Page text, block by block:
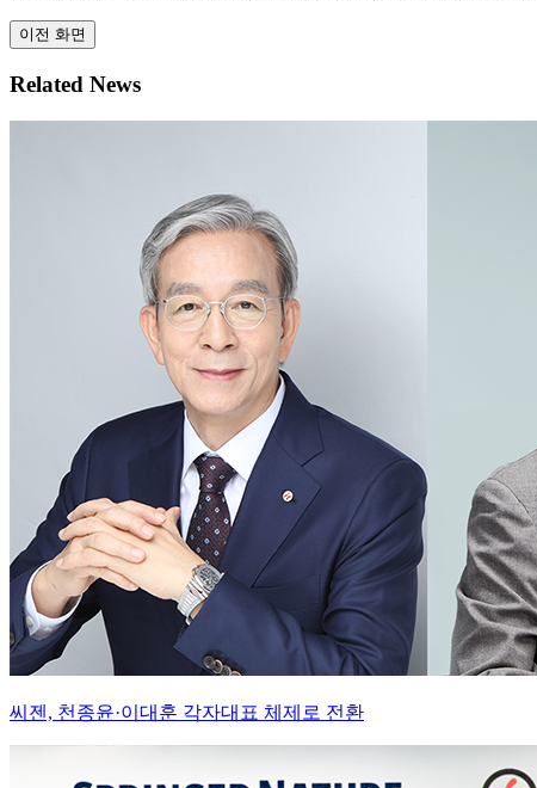
이전 화면
Related News
씨젠, 천종윤·이대훈 각자대표 체제로 전환